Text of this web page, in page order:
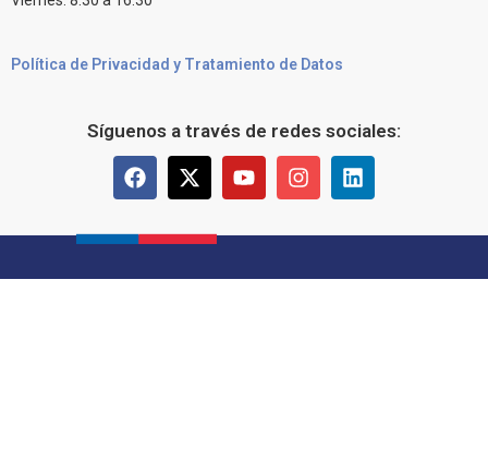
Política de Privacidad y Tratamiento de Datos
Síguenos a través de redes sociales: